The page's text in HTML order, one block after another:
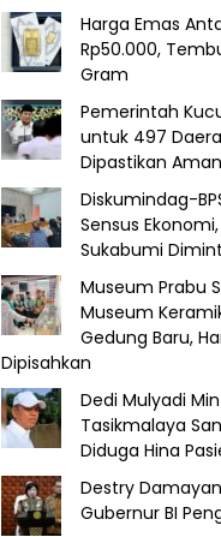
Harga Emas
Rp50.000,
Gram
Pemerintah
untuk 497
Dipastikan Aman
Diskumindag-
Sensus
Sukabumi
Museum Prabu
Museum
Gedung Baru,
Dipisahkan
Dedi Mulyadi
Tasikmalaya
Diduga Hina
Destry
Gubernur BI